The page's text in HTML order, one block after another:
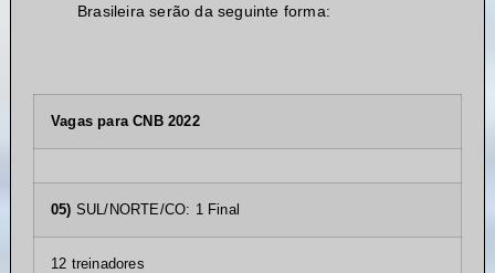
Brasileira serão da seguinte forma:
Vagas para CNB 2022
05) SUL/NORTE/CO: 1 Final
12 treinadores